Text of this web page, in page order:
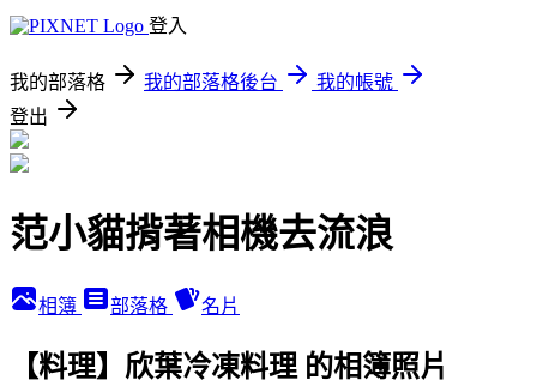
登入
我的部落格 我的部落格後台
我的帳號
登出
范小貓揹著相機去流浪
相簿 部落格 名片
【料理】欣葉冷凍料理 的相簿照片